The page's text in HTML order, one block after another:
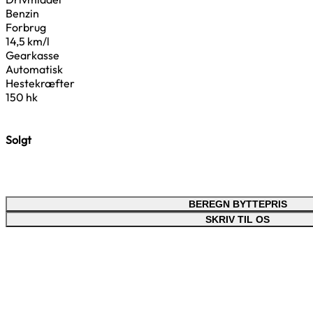
Benzin
Forbrug
14,5 km/l
Gearkasse
Automatisk
Hestekræfter
150 hk
Solgt
BEREGN BYTTEPRIS
SKRIV TIL OS